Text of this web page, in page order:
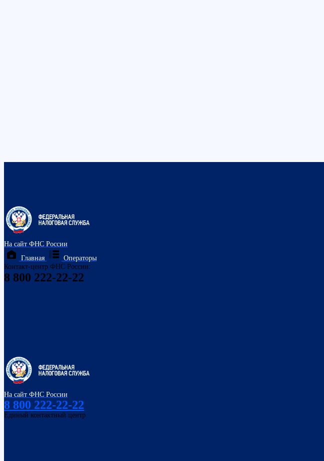
На сайт ФНС России
Главная
Операторы
Контакт-центр ФНС России:
8 800 222-22-22
На сайт ФНС России
8 800 222-22-22
Единый контактный центр